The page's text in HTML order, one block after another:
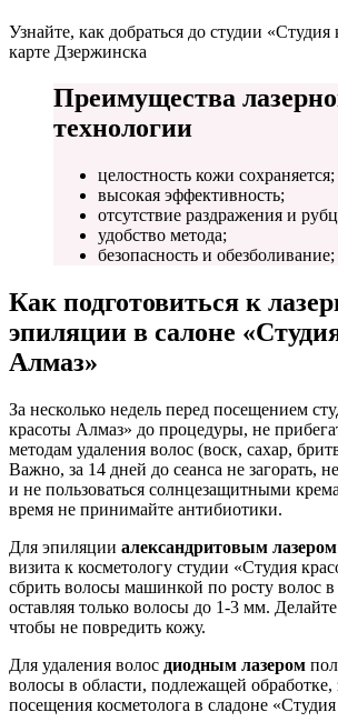
Узнайте, как добраться до студии
карте Дзержинска
Преимущества
технологии
целостность кожи сохраняется;
высокая эффективность;
отсутствие раздражения и
удобство метода;
безопасность и обезболивание;
Как подготовиться к
эпиляции в салоне
Алмаз»
За несколько недель перед посещением
красоты Алмаз» до процедуры, не
методам удаления волос (воск, сахар,
Важно, за 14 дней до сеанса не загорать,
и не пользоваться солнцезащитными
время не принимайте антибиотики.
Для эпиляции александритовым лазером
визита к косметологу студии «Студия
сбрить волосы машинкой по росту волос в
оставляя только волосы до 1-3 мм.
чтобы не повредить кожу.
Для удаления волос диодным лазером
волосы в области, подлежащей обработке,
посещения косметолога в сладоне